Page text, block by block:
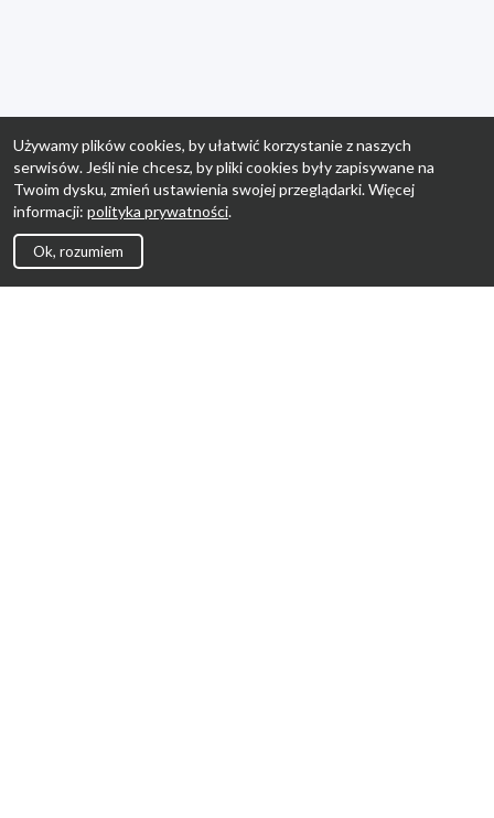
Używamy plików cookies, by ułatwić korzystanie z naszych
serwisów. Jeśli nie chcesz, by pliki cookies były zapisywane na
Twoim dysku, zmień ustawienia swojej przeglądarki. Więcej
informacji: polityka prywatności.
Ok, rozumiem